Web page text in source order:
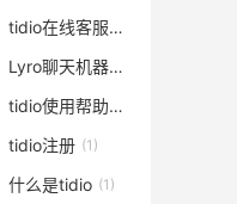
tidio在线客服(14)
Lyro聊天机器人
tidio使用帮助
(2)
tidio注册 (1)
(1)
什么是tidio (1)